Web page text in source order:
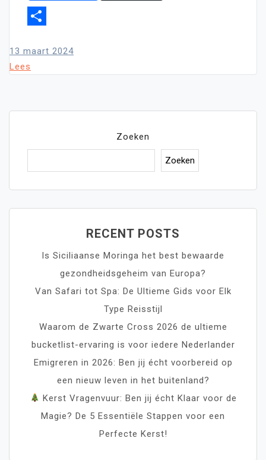
Translate
13 maart 2024
Lees
Zoeken
Zoeken
RECENT POSTS
Is Siciliaanse Moringa het best bewaarde
gezondheidsgeheim van Europa?
Van Safari tot Spa: De Ultieme Gids voor Elk
Type Reisstijl
Waarom de Zwarte Cross 2026 de ultieme
bucketlist-ervaring is voor iedere Nederlander
Emigreren in 2026: Ben jij écht voorbereid op
een nieuw leven in het buitenland?
Kerst Vragenvuur: Ben jij écht Klaar voor de
Magie? De 5 Essentiële Stappen voor een
Perfecte Kerst!